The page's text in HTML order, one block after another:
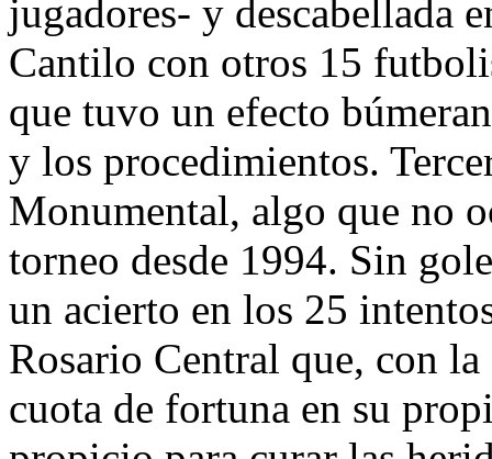
jugadores- y descabellada
Cantilo con otros 15
que tuvo un efecto
y los procedimientos.
Monumental, algo que no
torneo desde 1994. Sin
un acierto en los 25
Rosario Central que, con
cuota de fortuna en su